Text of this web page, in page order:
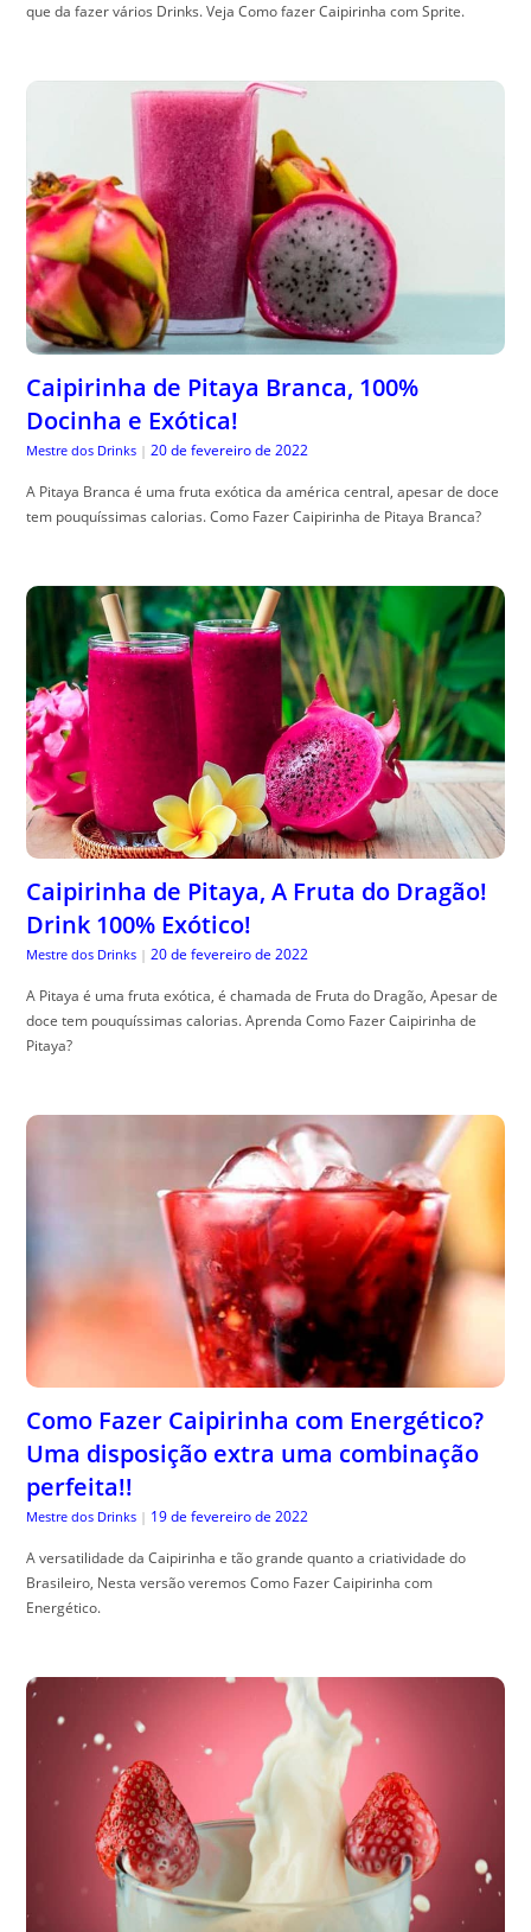
que da fazer vários Drinks. Veja Como fazer Caipirinha com Sprite.
Caipirinha de Pitaya Branca, 100%
Docinha e Exótica!
Mestre dos Drinks | 20 de fevereiro de 2022
A Pitaya Branca é uma fruta exótica da américa central, apesar de doce
tem pouquíssimas calorias. Como Fazer Caipirinha de Pitaya Branca?
Caipirinha de Pitaya, A Fruta do Dragão!
Drink 100% Exótico!
Mestre dos Drinks | 20 de fevereiro de 2022
A Pitaya é uma fruta exótica, é chamada de Fruta do Dragão, Apesar de
doce tem pouquíssimas calorias. Aprenda Como Fazer Caipirinha de
Pitaya?
Como Fazer Caipirinha com Energético?
Uma disposição extra uma combinação
perfeita!!
Mestre dos Drinks | 19 de fevereiro de 2022
A versatilidade da Caipirinha e tão grande quanto a criatividade do
Brasileiro, Nesta versão veremos Como Fazer Caipirinha com
Energético.